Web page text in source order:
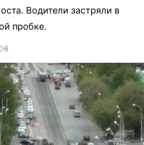
Водители застряли в
пробке.
6